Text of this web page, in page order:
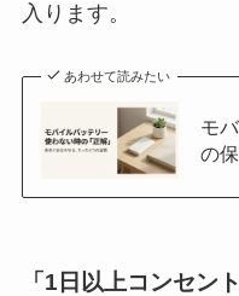
入ります。
あわせて読みたい
モ
の
「1日以上コンセン